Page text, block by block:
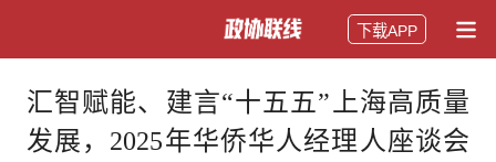
下载APP
汇智赋能、建言“十五五”上海高质量
发展，2025年华侨华人经理人座谈会